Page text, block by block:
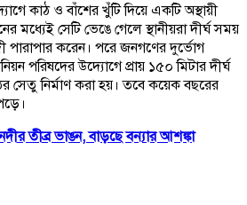
কাঠ ও বাঁশের খুঁটি দিয়ে একটি অস্থায়ী
মধ্যেই সেটি ভেঙে গেলে স্থানীয়রা দীর্ঘ সময়
পারাপার করেন। পরে জনগণের দুর্ভোগ
পরিষদের উদ্যোগে প্রায় ১৫০ মিটার দীর্ঘ
সেতু নির্মাণ করা হয়। তবে কয়েক বছরের
তীব্র ভাঙন, বাড়ছে বন্যার আশঙ্কা